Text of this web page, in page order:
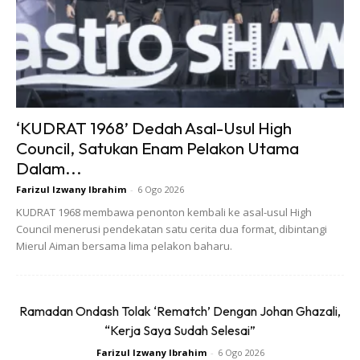
RAKAN PAKAR MEDIA
Menerusi kerjasama ini, Enrichment Media Lab akan
bertindak sebagai rakan pakar media yang menyediakan
perkhidmatan dan perundingan untuk pakej pemasaran
serta pengiklanan eksklusif bagi segmen PKS dalam industri
kecantikan, kesihatan, makanan dan minuman, pakaian,
perabot, pendidikan dan bimbingan.
‘KUDRAT 1968’ Dedah Asal-Usul High
Council, Satukan Enam Pelakon Utama
Dalam...
Farizul Izwany Ibrahim - 6 Ogo 2026
KUDRAT 1968 membawa penonton kembali ke asal-usul High
Council menerusi pendekatan satu cerita dua format, dibintangi
Mierul Aiman bersama lima pelakon baharu.
Ramadan Ondash Tolak ‘Rematch’ Dengan Johan Ghazali,
“Kerja Saya Sudah Selesai”
Farizul Izwany Ibrahim - 6 Ogo 2026